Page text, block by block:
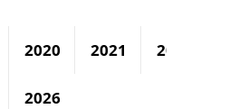
2020 2021 2022
2026